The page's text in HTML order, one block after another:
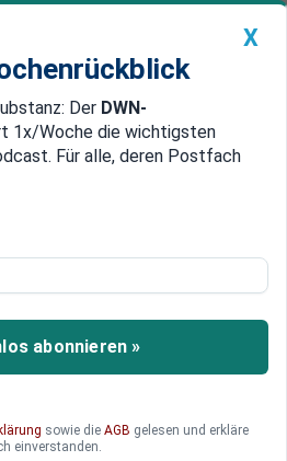
Geldanlage Premium
Magazin China
Ausschreitungen
und der
in Athen zu
Die Studenten wollten in
des ehemaligen Militär-
X
Der DWN-
1x/Woche die wichtigsten
Für alle, deren Postfach
abonnieren »
sowie die AGB gelesen und erkläre
einverstanden.